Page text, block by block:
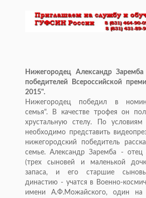
Нижегородец Александр
победителей Всероссийской
2015".
Нижегородец победил в
семья". В качестве трофея он
хрустальную стелу. По
необходимо представить
нижегородский победитель
семье. Александр Заремба - отец
(трех сыновей и маленькой
запаса, и его старшие
династию - учатся в Военно-
имени А.Ф.Можайского, один на